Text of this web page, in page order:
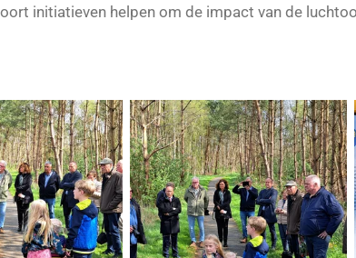
initiatieven helpen om de impact van de